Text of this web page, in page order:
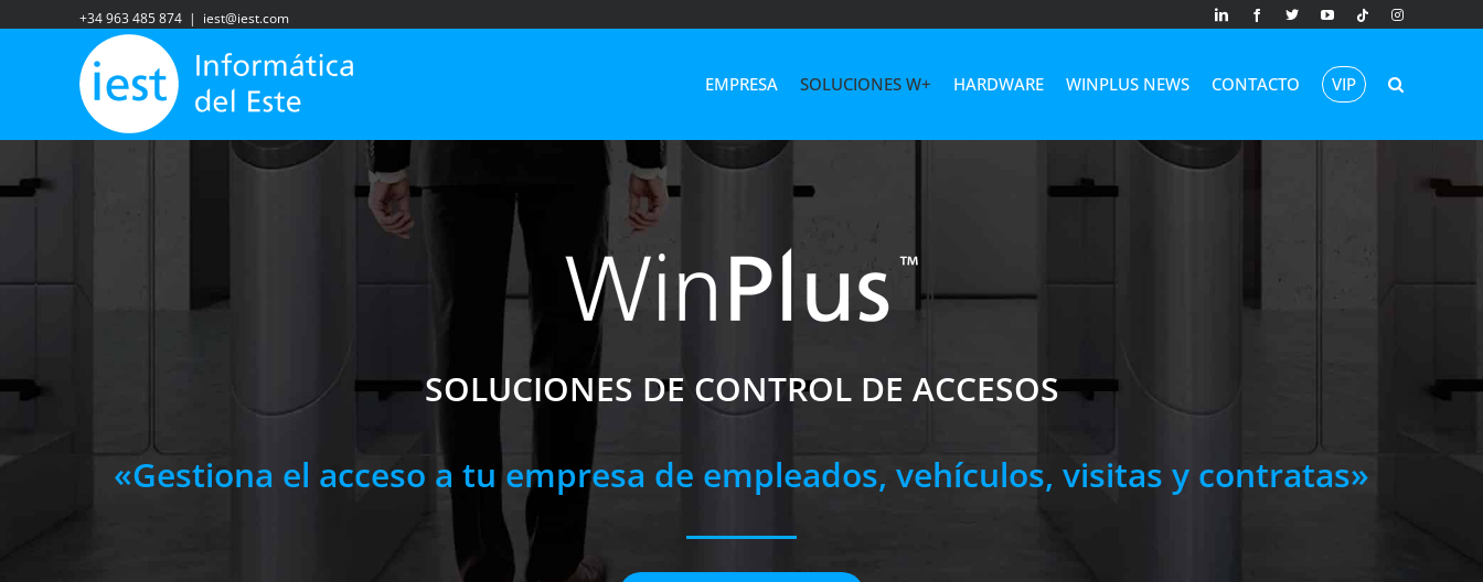
al
+34 963 485 874 | iest@iest.com LinkedInFacebook
X YouTubeTiktokInstagram
EMPRESA SOLUCIONES W+ HARDWARE WINPLUS NEWS CONTACTO VIP
SOLUCIONES DE CONTROL DE ACCESOS
«Gestiona el acceso a tu empresa de empleados, vehículos, visitas y contratas»